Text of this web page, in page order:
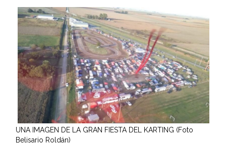
link
Author
page.
other
works.
admin
UNA IMAGEN DE LA GRAN FIESTA DEL KARTING (Foto
Belisario Roldán)